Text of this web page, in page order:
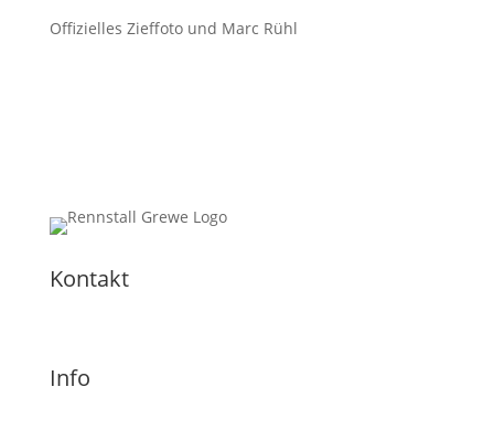
Offizielles Zieffoto und Marc Rühl
Kontakt
Info